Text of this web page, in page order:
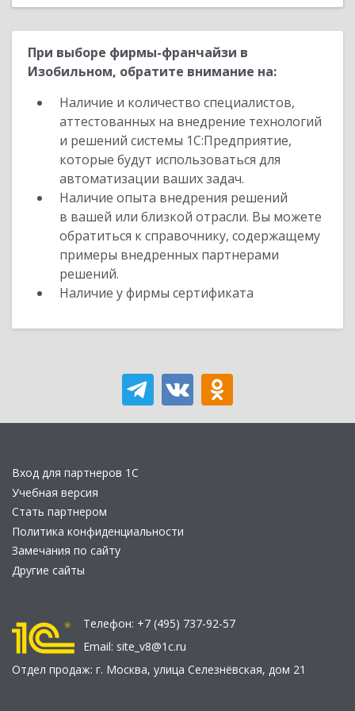
При выборе фирмы-франчайзи в
Изобильном, обратите внимание на:
Наличие и количество специалистов,
аттестованных на внедрение технологий
и решений системы 1С:Предприятие,
которые будут использоваться для
автоматизации ваших задач.
Наличие опыта внедрения решений
в вашей или близкой отрасли. Вы можете
обратиться к справочнику, содержащему
примеры внедренных партнерами
решений.
Наличие у фирмы сертификата
Вход для партнеров 1С
Учебная версия
Стать партнером
Политика конфиденциальности
Замечания по сайту
Другие сайты
Телефон: +7 (495) 737-92-57
Email: site_v8@1c.ru
Отдел продаж: г. Москва, улица Селезнёвская, дом 21